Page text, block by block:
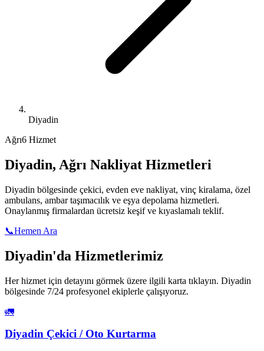
Diyadin
Ağrı6 Hizmet
Diyadin, Ağrı Nakliyat Hizmetleri
Diyadin bölgesinde çekici, evden eve nakliyat, vinç kiralama, özel
ambulans, ambar taşımacılık ve eşya depolama hizmetleri.
Onaylanmış firmalardan ücretsiz keşif ve kıyaslamalı teklif.
📞Hemen Ara
Diyadin'da Hizmetlerimiz
Her hizmet için detayını görmek üzere ilgili karta tıklayın. Diyadin
bölgesinde 7/24 profesyonel ekiplerle çalışıyoruz.
🚛
Diyadin Çekici / Oto Kurtarma